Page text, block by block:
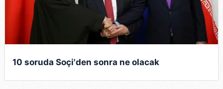
10 soruda Soçi'den sonra ne olacak